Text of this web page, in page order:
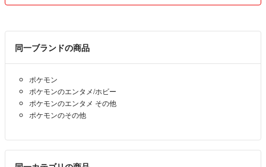
同一ブランドの商品
ポケモン
ポケモンのエンタメ/ホビー
ポケモンのエンタメ その他
ポケモンのその他